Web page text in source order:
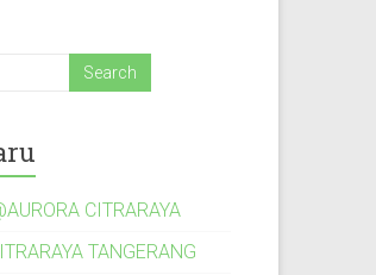
CITRARAYA
TANGERANG